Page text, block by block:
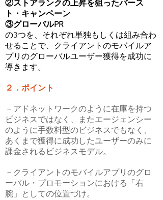
②ストアランクの上昇を狙ったバース
ト・キャンペーン
③グローバルPR
の3つを、それぞれ単独もしくは組み合わ
せることで、クライアントのモバイルア
プリのグローバルユーザー獲得を成功に
導きます。
２．ポイント
－アドネットワークのように在庫を持つ
ビジネスではなく、またエージェンシー
のように手数料型のビジネスでもなく、
あくまで獲得に成功したユーザーのみに
課金されるビジネスモデル。
－クライアントのモバイルアプリのグロ
ーバル・プロモーションにおける「右
腕」としての位置づけ。